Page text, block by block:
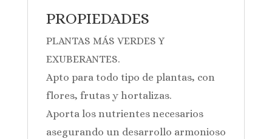
PROPIEDADES
PLANTAS MÁS VERDES Y
EXUBERANTES.
Apto para todo tipo de plantas, con
flores, frutas y hortalizas.
Aporta los nutrientes necesarios
asegurando un desarrollo armonioso